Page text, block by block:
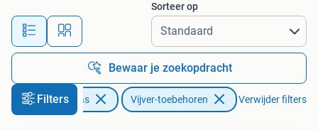
Alle afstanden…
Sorteer op
Bewaar je zoekopdracht
Filters
Tuin en Terras Vijver-toebehoren Verwijder filters